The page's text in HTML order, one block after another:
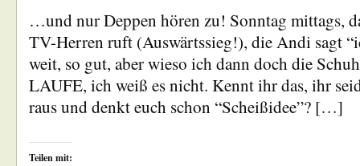
…und nur Deppen hören zu! Sonntag mittags,
TV-Herren ruft (Auswärtssieg!), die Andi sagt
weit, so gut, aber wieso ich dann doch die
LAUFE, ich weiß es nicht. Kennt ihr das, ihr
raus und denkt euch schon “Scheißidee”? […]
Teilen mit: